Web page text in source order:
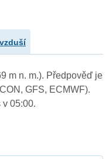
m n. m.). Předpověď je
GFS, ECMWF).
05:00.